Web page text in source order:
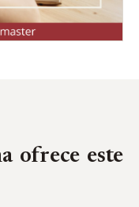
ofrece este